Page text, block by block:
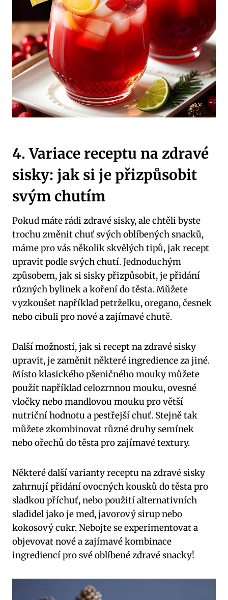
4. Variace receptu na zdravé
sisky: jak si je přizpůsobit
svým chutím
Pokud máte rádi zdravé sisky, ale chtěli byste
trochu změnit chuť svých oblíbených snacků,
máme pro vás několik skvělých tipů, jak recept
upravit podle svých chutí. Jednoduchým
způsobem, jak si sisky přizpůsobit, je přidání
různých bylinek a koření do těsta. Můžete
vyzkoušet například petrželku, oregano, česnek
nebo cibuli pro nové a zajímavé chutě.
Další možností, jak si recept na zdravé sisky
upravit, je zaměnit některé ingredience za jiné.
Místo klasického pšeničného mouky můžete
použít například celozrnnou mouku, ovesné
vločky nebo mandlovou mouku pro větší
nutriční hodnotu a pestřejší chuť. Stejně tak
můžete zkombinovat různé druhy semínek
nebo ořechů do těsta pro zajímavé textury.
Některé další varianty receptu na zdravé sisky
zahrnují přidání ovocných kousků do těsta pro
sladkou příchuť, nebo použití alternativních
sladidel jako je med, javorový sirup nebo
kokosový cukr. Nebojte se experimentovat a
objevovat nové a zajímavé kombinace
ingrediencí pro své oblíbené zdravé snacky!